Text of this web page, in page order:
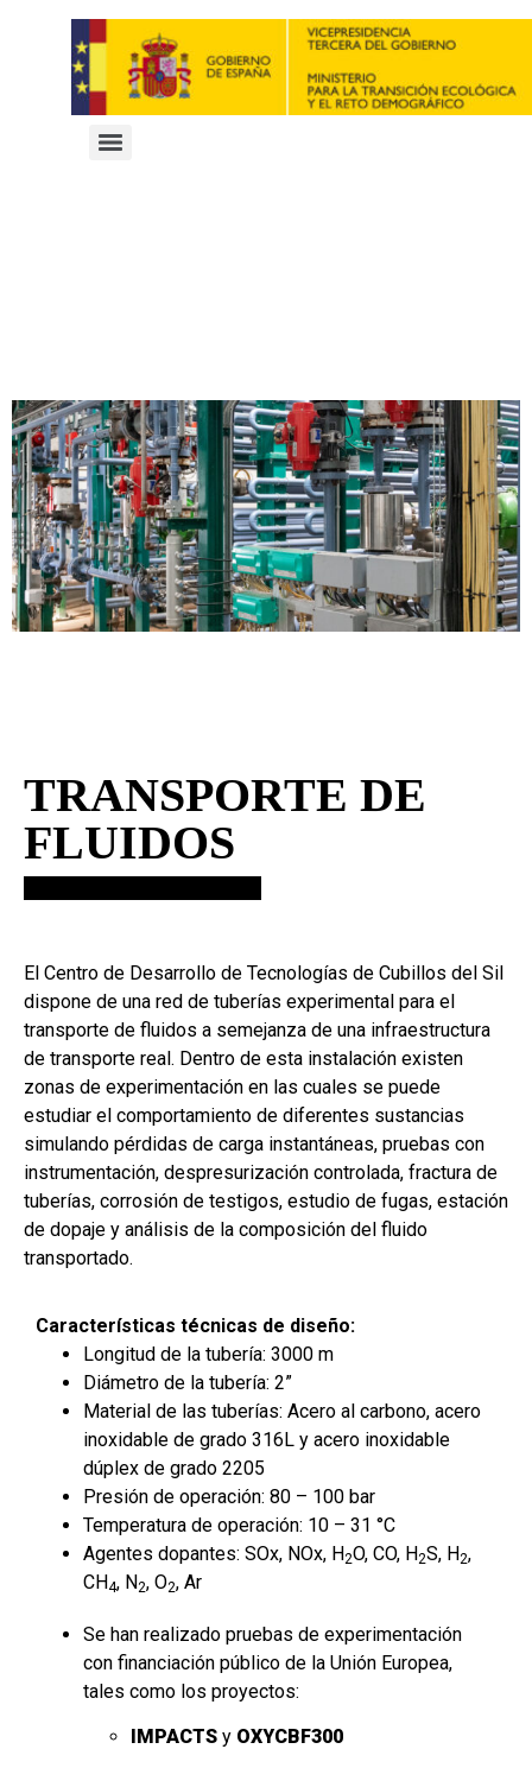
TRANSPORTE DE
FLUIDOS
El Centro de Desarrollo de Tecnologías de Cubillos del Sil
dispone de una red de tuberías experimental para el
transporte de fluidos a semejanza de una infraestructura
de transporte real. Dentro de esta instalación existen
zonas de experimentación en las cuales se puede
estudiar el comportamiento de diferentes sustancias
simulando pérdidas de carga instantáneas, pruebas con
instrumentación, despresurización controlada, fractura de
tuberías, corrosión de testigos, estudio de fugas, estación
de dopaje y análisis de la composición del fluido
transportado.
Características técnicas de diseño:
Longitud de la tubería: 3000 m
Diámetro de la tubería: 2”
Material de las tuberías: Acero al carbono, acero
inoxidable de grado 316L y acero inoxidable
dúplex de grado 2205
Presión de operación: 80 – 100 bar
Temperatura de operación: 10 – 31 °C
Agentes dopantes: SOx, NOx, H2O, CO, H2S, H2,
CH4, N2, O2, Ar
Se han realizado pruebas de experimentación
con financiación público de la Unión Europea,
tales como los proyectos:
IMPACTS y OXYCBF300